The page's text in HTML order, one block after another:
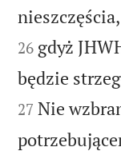
26 gdyż
będzie
27 Nie